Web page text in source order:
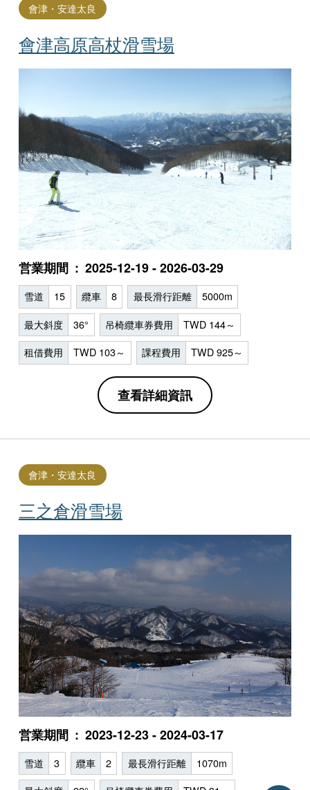
會津高原高杖滑雪場
會津・安達太良
営業期間 2025-12-19 - 2026-03-29
雪道 15 纜車 8 最長滑行距離 5000m
最大斜度 36° 吊椅纜車券費用 TWD 144～
租借費用 TWD 103～ 課程費用 TWD 925～
查看詳細資訊
三之倉滑雪場
會津・安達太良
営業期間 2023-12-23 - 2024-03-17
雪道 3 纜車 2 最長滑行距離 1070m